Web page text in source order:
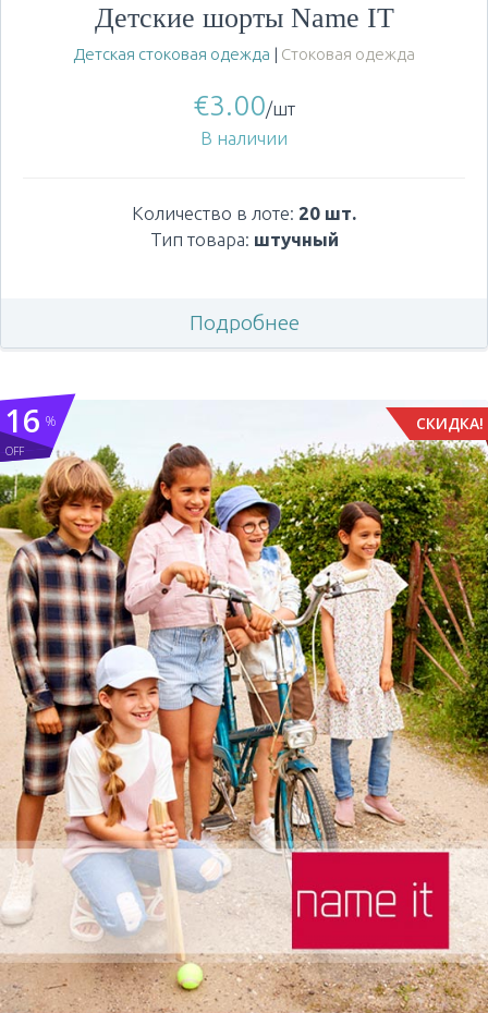
Детские шорты Name IT
Детская стоковая одежда | Стоковая одежда
€3.00/шт
В наличии
Количество в лоте: 20 шт.
Тип товара: штучный
Подробнее
СКИДКА!
%
OFF
16